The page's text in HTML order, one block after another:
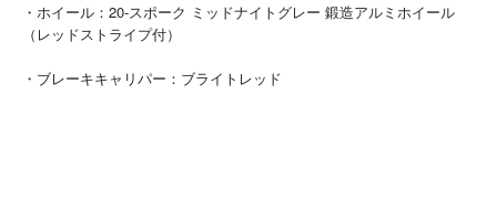
・ホイール：20-スポーク ミッドナイトグレー 鍛造アルミホイール
（レッドストライプ付）
・ブレーキキャリパー：ブライトレッド